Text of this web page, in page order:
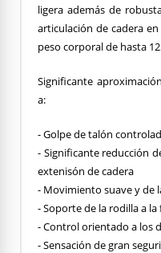
ligera además de
articulación de cadera
peso corporal de hasta
Significante
a:
- Golpe de talón
- Significante reducción
extenisón de cadera
- Movimiento suave y de
- Soporte de la rodilla a
- Control orientado a los
- Sensación de gran